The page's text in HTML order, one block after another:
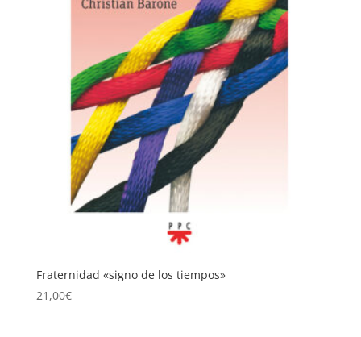
Fraternidad «signo de los tiempos»
21,00€